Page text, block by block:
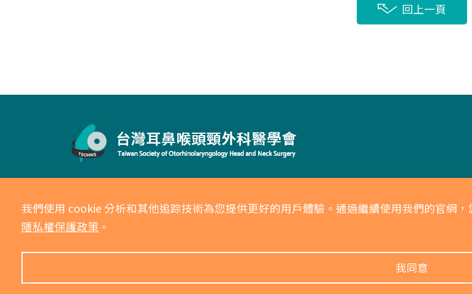
我們使用 cookie 分析和其他追踪技術為您提供更好的用戶體驗。通過繼續使用我們的官網
隱私權保護政策 。
我同意
回上一頁
Copyright ©2021 本網站內容為「台灣耳鼻喉頭頸外科醫學會」所有 未經授權．禁止轉載
網站管理： 台灣耳鼻喉頭頸外科醫學會.